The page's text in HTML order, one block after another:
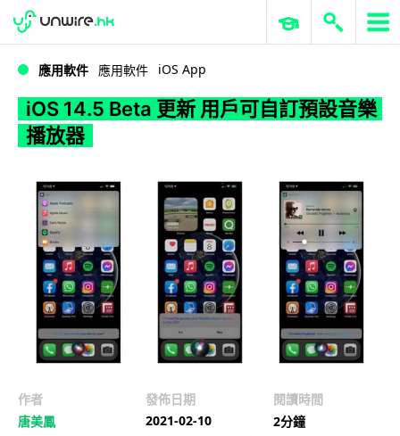
WWDC 2026 ERP 與商業 AI
應用軟件 應用軟件 iOS App
iOS 14.5 Beta 更新 用戶可自訂預設音樂
播放器
作者
唐美鳳
發佈日期
2021-02-10
閱讀時間
2分鐘